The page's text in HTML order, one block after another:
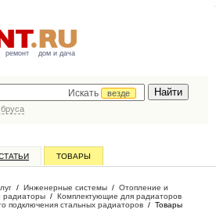
ремонт дом и дача
Искать
везде
ТОВАРЫ
/ Инженерные системы / Отопление и
радиаторы / Комплектующие для радиаторов
подключения стальных радиаторов / Товары